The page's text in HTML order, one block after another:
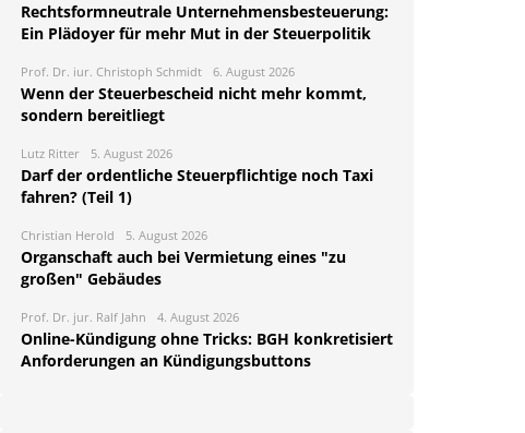
Rechtsformneutrale Unternehmensbesteuerung:
Ein Plädoyer für mehr Mut in der Steuerpolitik
Prof. Dr. iur. Christoph Schmidt 6. August 2026
Wenn der Steuerbescheid nicht mehr kommt,
sondern bereitliegt
Lutz Ritter 5. August 2026
Darf der ordentliche Steuerpflichtige noch Taxi
fahren? (Teil 1)
Christian Herold 5. August 2026
Organschaft auch bei Vermietung eines "zu
großen" Gebäudes
Prof. Dr. jur. Ralf Jahn 4. August 2026
Online-Kündigung ohne Tricks: BGH konkretisiert
Anforderungen an Kündigungsbuttons